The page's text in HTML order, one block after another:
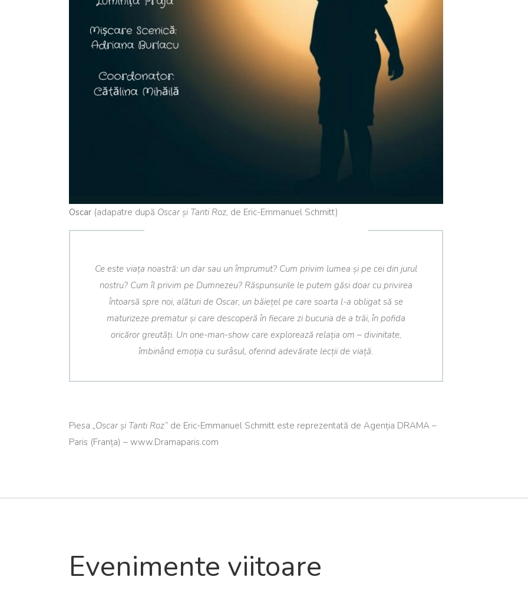
Oscar (adapatre după Oscar și Tanti Roz, de Eric-Emmanuel Schmitt)
Ce este viața noastră: un dar sau un împrumut? Cum privim lumea și pe cei din jurul
nostru? Cum îl privim pe Dumnezeu? Răspunsurile le putem găsi doar cu privirea
întoarsă spre noi, alături de Oscar, un băiețel pe care soarta l-a obligat să se
maturizeze prematur și care descoperă în fiecare zi bucuria de a trăi, în pofida
oricăror greutăți. Un one-man-show care explorează relația om – divinitate,
îmbinând emoția cu surâsul, oferind adevărate lecții de viață.
Piesa „Oscar și Tanti Roz” de Eric-Emmanuel Schmitt este reprezentată de Agenția DRAMA –
Paris (Franța) – www.Dramaparis.com
Evenimente viitoare